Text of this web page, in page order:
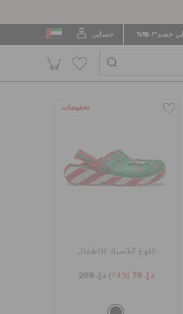
15% حسابي
تخفيضات
كلوغ كلاسيك للأطفال
د.إ. 79 (74%) د.إ. 299